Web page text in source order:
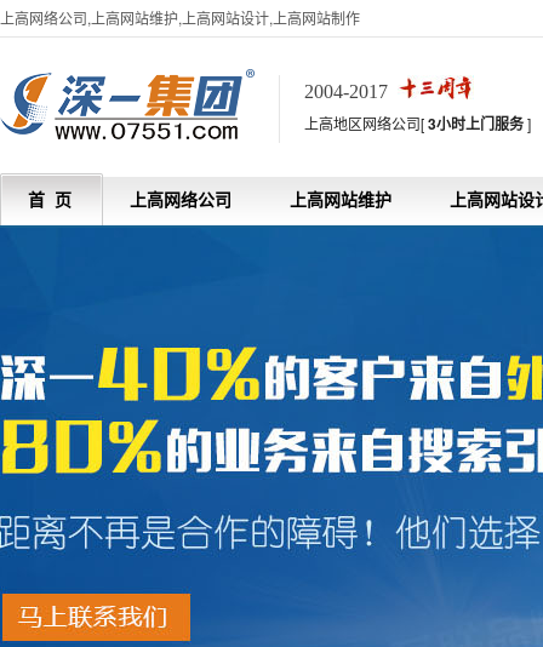
上高网络公司,上高网站维护,上高网站设计,上高网站制作
2004-2017
上高地区网络公司[3小时上门服务]
首 页 上高网络公司 上高网站维护 上高网站设